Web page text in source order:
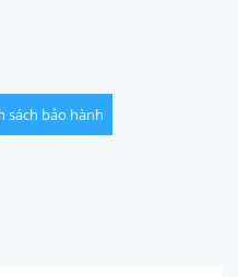
sách bảo hành